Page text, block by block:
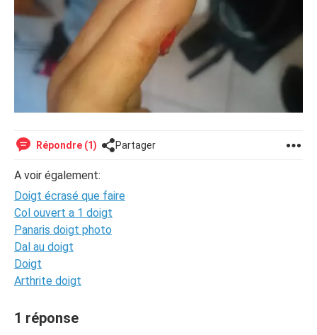
Répondre (1) Partager
A voir également:
Doigt écrasé que faire
Col ouvert a 1 doigt
Panaris doigt photo
Dal au doigt
Doigt
Arthrite doigt
1 réponse